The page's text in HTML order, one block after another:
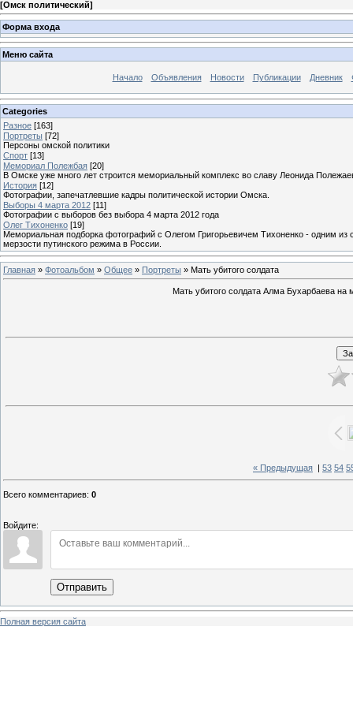
[Омск политический]
Форма входа
Меню сайта
Начало Объявления Новости Публикации Дневник
Categories
Разное [163]
Портреты [72]
Персоны омской политики
Спорт [13]
Мемориал Полежбая [20]
В Омске уже много лет строится мемориальный комплекс во славу Леонида
История [12]
Фотографии, запечатлевшие кадры политической истории Омска.
Выборы 4 марта 2012 [11]
Фотографии с выборов без выбора 4 марта 2012 года
Олег Тихоненко [19]
Мемориальная подборка фотографий с Олегом Григорьевичем Тихоненко - одним из
мерзости путинского режима в России.
Главная » Фотоальбом » Общее » Портреты » Мать убитого солдата
Мать убитого солдата Алма Бухарбаева на
« Предыдущая 53 54
Всего комментариев: 0
Войдите:
Отправить
Полная версия сайта